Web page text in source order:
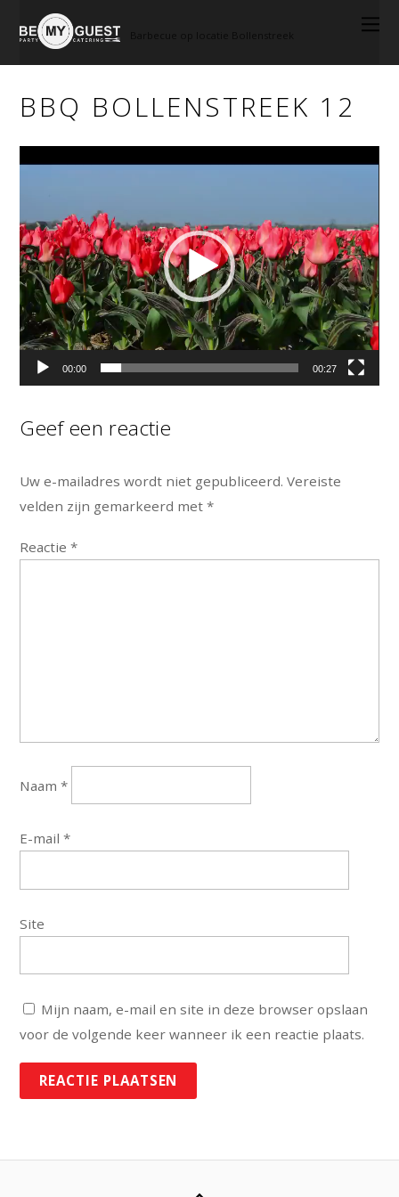
BBQ BOLLENSTREEK 12
00:00 00:27
Geef een reactie
Uw e-mailadres wordt niet gepubliceerd. Vereiste
velden zijn gemarkeerd met*
Reactie*
Naam*
E-mail*
Site
Mijn naam, e-mail en site in deze browser opslaan
voor de volgende keer wanneer ik een reactie plaats.